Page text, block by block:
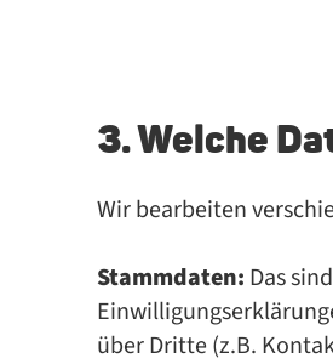
3. Welche
Wir bearbeiten
Stammdaten: Das
über Dritte (z.B.